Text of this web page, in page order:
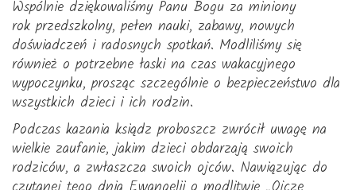
Wspólnie dziękowaliśmy Panu Bogu za miniony
rok przedszkolny, pełen nauki, zabawy, nowych
doświadczeń i radosnych spotkań. Modliliśmy się
również o potrzebne łaski na czas wakacyjnego
wypoczynku, prosząc szczególnie o bezpieczeństwo dla
wszystkich dzieci i ich rodzin.
Podczas kazania ksiądz proboszcz zwrócił uwagę na
wielkie zaufanie, jakim dzieci obdarzają swoich
rodziców, a zwłaszcza swoich ojców. Nawiązując do